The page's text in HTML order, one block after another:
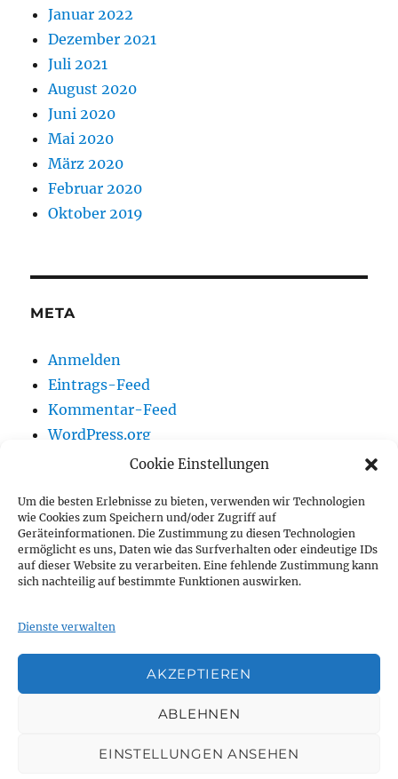
Cookie Einstellungen
Um die besten Erlebnisse zu bieten, verwenden wir Technologien
wie Cookies zum Speichern und/oder Zugriff auf
Geräteinformationen. Die Zustimmung zu diesen Technologien
ermöglicht es uns, Daten wie das Surfverhalten oder eindeutige IDs
auf dieser Website zu verarbeiten. Eine fehlende Zustimmung kann
sich nachteilig auf bestimmte Funktionen auswirken.
Dienste verwalten
AKZEPTIEREN
ABLEHNEN
EINSTELLUNGEN ANSEHEN
Januar 2022
Dezember 2021
Juli 2021
August 2020
Juni 2020
Mai 2020
März 2020
Februar 2020
Oktober 2019
META
Anmelden
Eintrags-Feed
Kommentar-Feed
WordPress.org
Vereinsnews
Wir auf Youtube
Youtube
VorstandImpressum
TSC Seehafen Rostock e.V. Datenschutzerklärung